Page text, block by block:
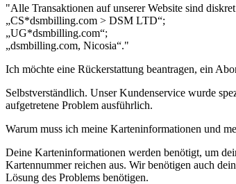
"Alle Transaktionen auf unserer Website sind
„CS*dsmbilling.com > DSM LTD“;
„UG*dsmbilling.com“;
„dsmbilling.com, Nicosia“."
Ich möchte eine Rückerstattung beantragen, ein
Selbstverständlich. Unser Kundenservice wurde
aufgetretene Problem ausführlich.
Warum muss ich meine Karteninformationen und
Deine Karteninformationen werden benötigt, um
Kartennummer reichen aus. Wir benötigen auch
Lösung des Problems benötigen.